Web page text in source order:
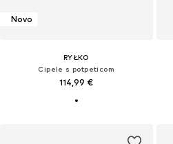
Novo
RYŁKO
Cipele s potpeticom
114,99 €